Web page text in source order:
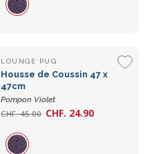
LOUNGE PUG
Housse de Coussin 47 x
47cm
Pompon Violet
CHF. 45.00 CHF. 24.90